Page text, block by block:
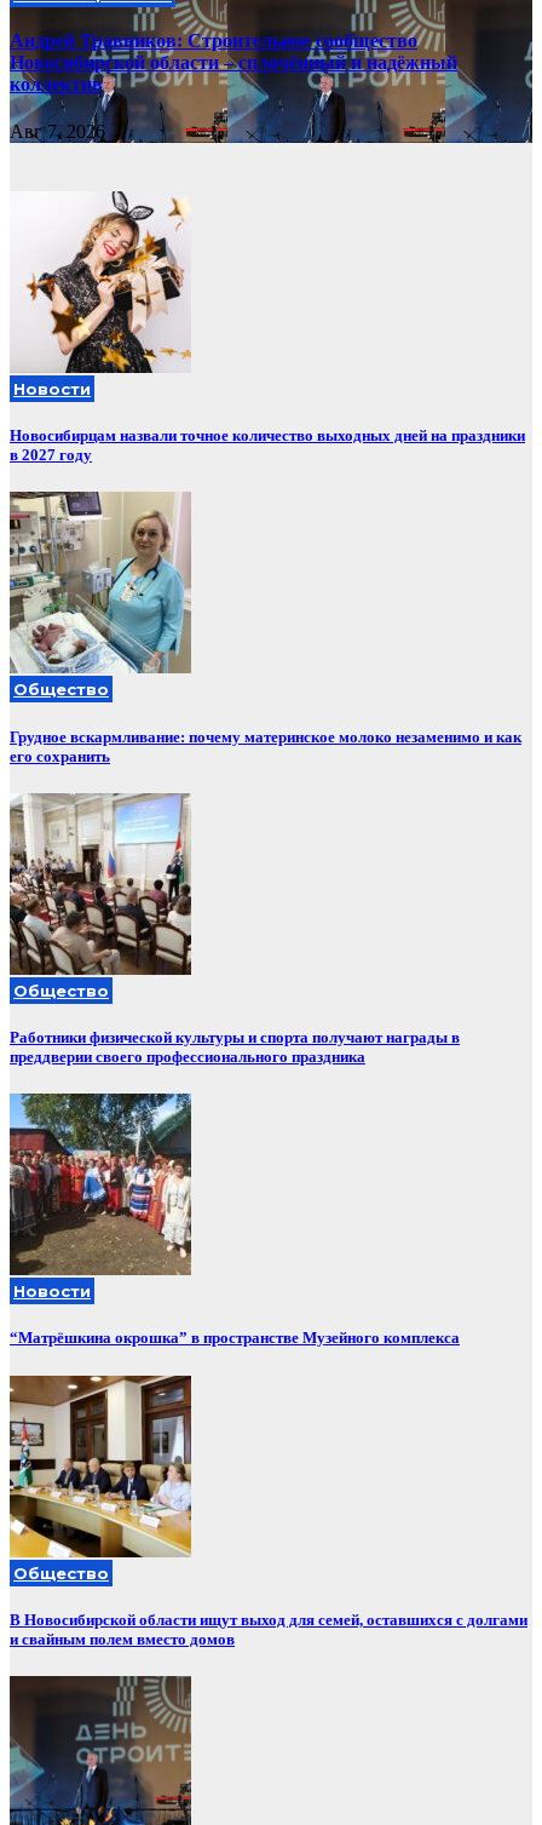
Андрей Травников: Строительное сообщество
Новосибирской области – сплочённый и надёжный
коллектив
Авг 7, 2026
Новости
Новосибирцам назвали точное количество выходных дней на праздники
в 2027 году
Общество
Грудное вскармливание: почему материнское молоко незаменимо и как
его сохранить
Общество
Работники физической культуры и спорта получают награды в
преддверии своего профессионального праздника
Новости
“Матрёшкина окрошка” в пространстве Музейного комплекса
Общество
В Новосибирской области ищут выход для семей, оставшихся с долгами
и свайным полем вместо домов